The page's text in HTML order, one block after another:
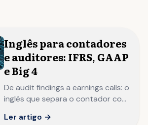
Inglês para contadores
e auditores: IFRS, GAAP
e Big 4
De audit findings a earnings calls: o
inglês que separa o contador com
profissional financeiro com
Ler artigo →